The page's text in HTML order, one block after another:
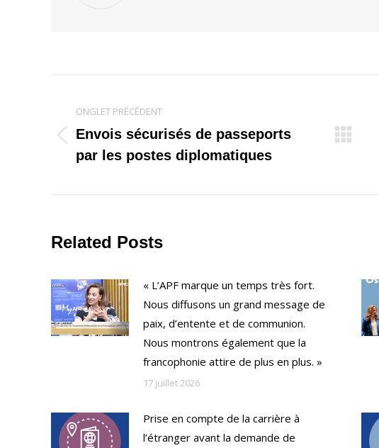
de
commentaire
ONGLET PRÉCÉDENT
Onglet
précédent
Envois sécurisés de passeports
par les postes diplomatiques
Related Posts
« L’APF marque un temps très fort.
Nous diffusons un grand message de
paix, d’entente et de communion.
Nous montrons également que la
francophonie attire de plus en plus. »
17 juillet 2026
Prise en compte de la carrière à
l’étranger avant la demande de